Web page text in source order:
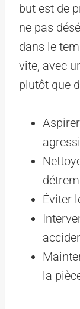
but est de
ne pas
dans le
vite, avec
plutôt que
Éviter
la